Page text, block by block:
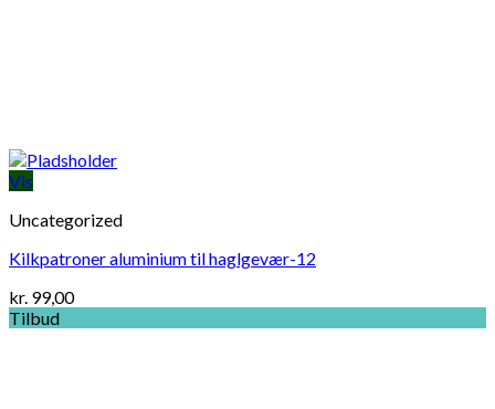
Vis
Uncategorized
Kilkpatroner aluminium til haglgevær-12
kr. 99,00
Tilbud